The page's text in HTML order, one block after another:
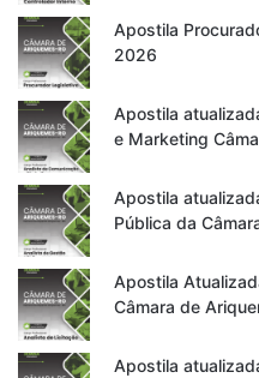
Apostila
2026
Apostila
e Marketing
Apostila
Pública da
Apostila
Câmara de
Apostila